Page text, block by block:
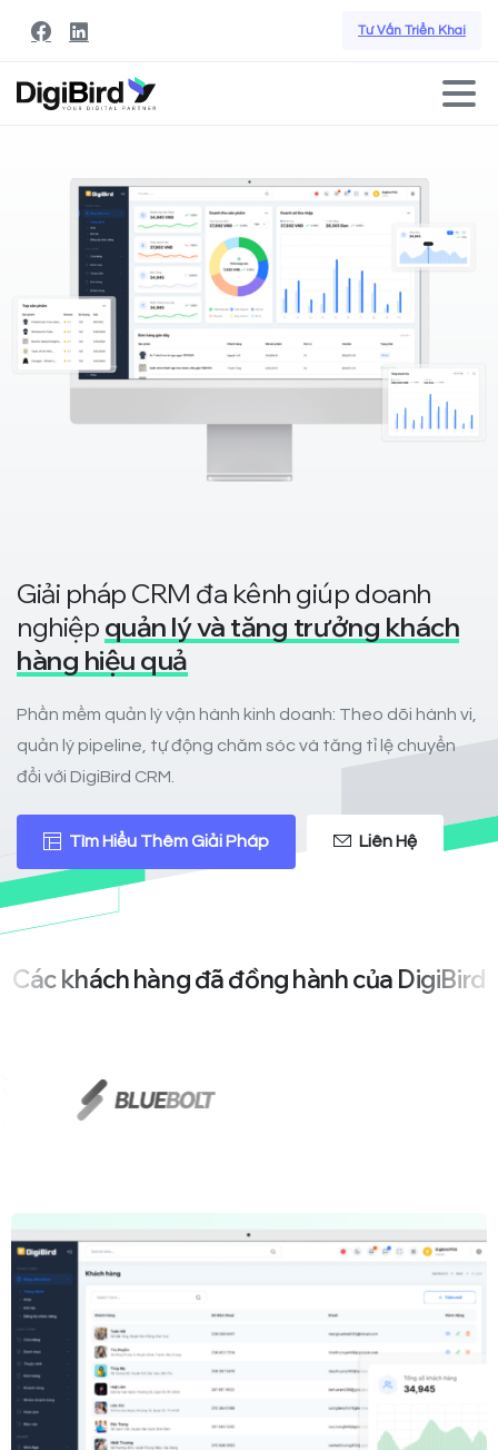
Tư Vấn Triển Khai
Giải pháp CRM đa kênh giúp doanh
nghiệp quản lý và tăng trưởng khách
hàng hiệu quả
Phần mềm quản lý vận hành kinh doanh: Theo dõi hành vi,
quản lý pipeline, tự động chăm sóc và tăng tỉ lệ chuyển
đổi với DigiBird CRM.
Tìm Hiểu Thêm Giải Pháp Liên Hệ
Cáckháchhàngđãđồnghànhcủa DigiBird